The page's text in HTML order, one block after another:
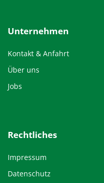
Unternehmen
Kontakt & Anfahrt
Über uns
Jobs
Rechtliches
Impressum
Datenschutz